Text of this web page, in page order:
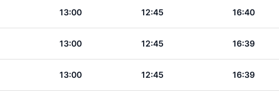
13:00 12:45 16:40
13:00 12:45 16:39
13:00 12:45 16:39